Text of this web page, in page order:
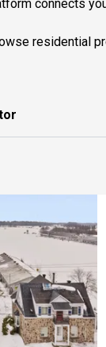
connects
residential